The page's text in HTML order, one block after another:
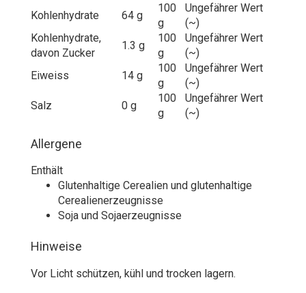
Kohlenhydrate 64 g
100
g
Ungefährer Wert
(~)
Kohlenhydrate,
davon Zucker
1.3 g
100
g
Ungefährer Wert
(~)
Eiweiss
14 g
100
g
Ungefährer Wert
(~)
Salz
0 g
100
g
Ungefährer Wert
(~)
Allergene
Enthält
Glutenhaltige Cerealien und glutenhaltige
Cerealienerzeugnisse
Soja und Sojaerzeugnisse
Hinweise
Vor Licht schützen, kühl und trocken lagern.